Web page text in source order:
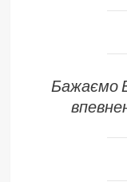
Бажаємо